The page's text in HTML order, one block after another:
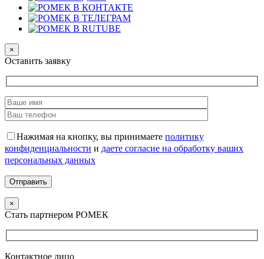
×
Оставить заявку
Нажимая на кнопку, вы принимаете политику
конфиденциальности и даете согласие на обработку ваших
персональных данных
×
Стать партнером РОМЕК
Контактное лицо